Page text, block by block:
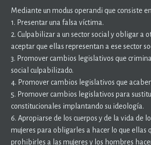
Mediante un modus operandi que consiste
1. Presentar una falsa víctima.
2. Culpabilizar a un sector social y obligar a
aceptar que ellas representan a ese sector
3. Promover cambios legislativos que
social culpabilizado.
4. Promover cambios legislativos que
5. Promover cambios legislativos para
constitucionales implantando su ideología.
6. Apropiarse de los cuerpos y de la vida de
mujeres para obligarles a hacer lo que ellas
prohibirles a las mujeres y los hombres